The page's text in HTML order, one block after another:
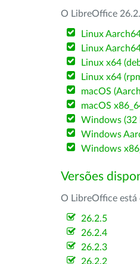
O LibreOffice
Linux
Linux
Linux x64
Linux x64
macOS
macOS
Windows (32
Windows
Windows
Versões
O LibreOffice está
26.2.5
26.2.4
26.2.3
26.2.2